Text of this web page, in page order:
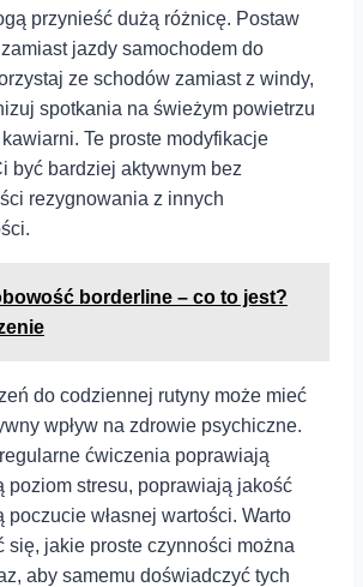
przynieść dużą różnicę.⁢ Postaw
jazdy samochodem ‍do
ze schodów zamiast⁣ z windy,
spotkania na świeżym powietrzu
Te⁣ proste modyfikacje⁣
być bardziej aktywnym ⁣bez
rezygnowania z innych
borderline – co to jest?
do codziennej rutyny może mieć
wpływ na zdrowie psychiczne.
ćwiczenia poprawiają
poziom stresu, poprawiają jakość
poczucie własnej wartości. Warto
się, jakie proste czynności można
aby samemu doświadczyć tych